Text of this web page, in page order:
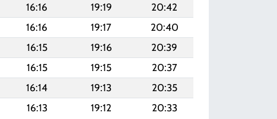
16:16 19:19
20:42
16:16 19:17
20:40
16:15 19:16
20:39
16:15 19:15
20:37
16:14 19:13
20:35
16:13 19:12 20:33